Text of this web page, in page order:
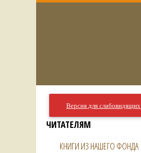
Версия для слабовидящих
ЧИТАТЕЛЯМ
КНИГИ ИЗ НАШЕГО ФОНДА